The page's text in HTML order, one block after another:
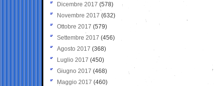
Dicembre 2017 (578)
Novembre 2017 (632)
Ottobre 2017 (579)
Settembre 2017 (456)
Agosto 2017 (368)
Luglio 2017 (450)
Giugno 2017 (468)
Maggio 2017 (460)